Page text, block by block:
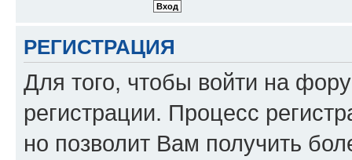
РЕГИСТРАЦИЯ
Для того, чтобы войти на
регистрации. Процесс
но позволит Вам получить